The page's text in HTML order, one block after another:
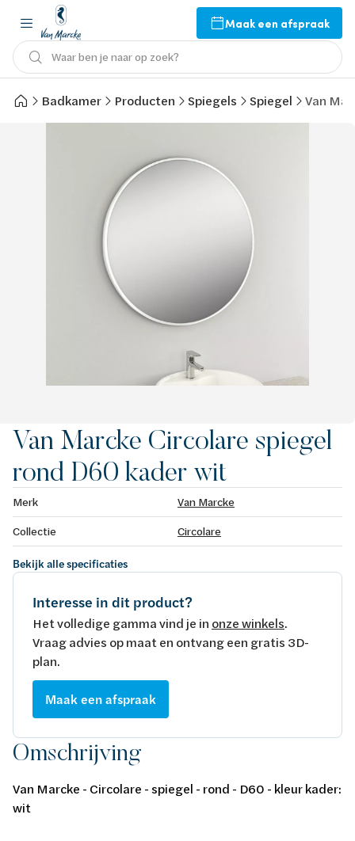
Maak een afspraak
Waar ben je naar op zoek?
Badkamer Producten Spiegels Spiegel Van
Van Marcke Circolare spiegel
rond D60 kader wit
Merk
Van Marcke
Collectie
Circolare
Bekijk alle specificaties
Interesse in dit product?
Het volledige gamma vind je in onze winkels.
Vraag advies op maat en ontvang een gratis 3D-
plan.
Maak een afspraak
Omschrijving
Van Marcke - Circolare - spiegel - rond - D60 - kleur kader:
wit